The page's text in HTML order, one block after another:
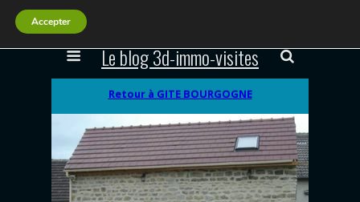
Le blog 3d-immo-visites
Retour à GITE BOURGOGNE
Accepter